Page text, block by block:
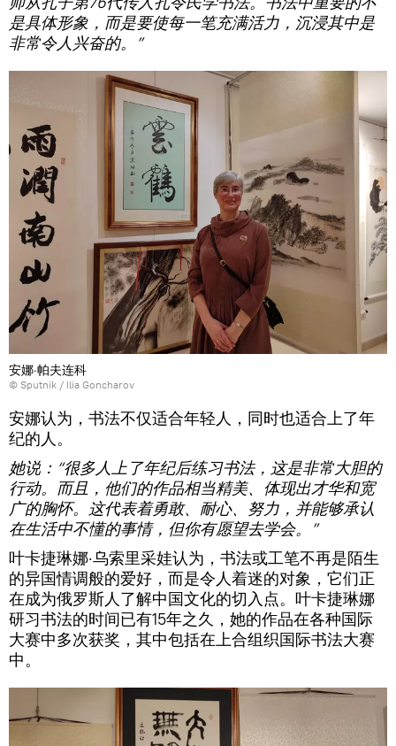
是具体形象，而是要使每一笔充满活力，沉浸其中是
非常令人兴奋的。”
安娜·帕夫连科
© Sputnik / Ilia Goncharov
安娜认为，书法不仅适合年轻人，同时也适合上了年
纪的人。
她说：“很多人上了年纪后练习书法，这是非常大胆的
行动。而且，他们的作品相当精美、体现出才华和宽
广的胸怀。这代表着勇敢、耐心、努力，并能够承认
在生活中不懂的事情，但你有愿望去学会。”
叶卡捷琳娜·乌索里采娃认为，书法或工笔不再是陌生
的异国情调般的爱好，而是令人着迷的对象，它们正
在成为俄罗斯人了解中国文化的切入点。叶卡捷琳娜
研习书法的时间已有15年之久，她的作品在各种国际
大赛中多次获奖，其中包括在上合组织国际书法大赛
中。